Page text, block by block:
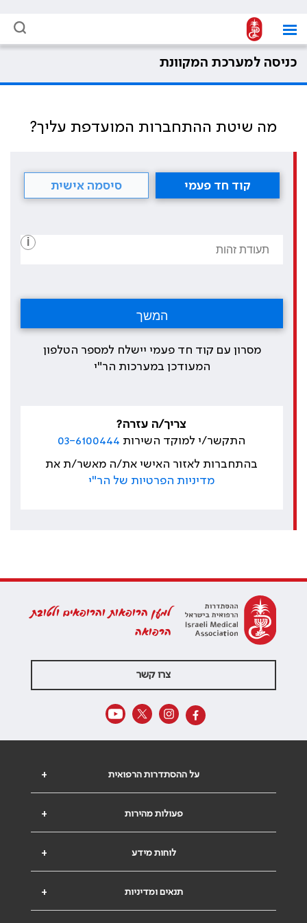
כניסה למערכת המקוונת
מה שיטת ההתחברות המועדפת עליך?
קוד חד פעמי סיסמה אישית
i
מסרון עם קוד חד פעמי יישלח למספר הטלפון
המעודכן במערכות הר"י
צריך/ה עזרה?
התקשר/י למוקד השירות 03-6100444
בהתחברות לאזור האישי את/ה מאשר/ת את
מדיניות הפרטיות של הר"י
למען הרופאות והרופאים ולטובת
הרפואה
צרו קשר
+ על ההסתדרות הרפואית
+ פעולות מהירות
+ לוחות מידע
+ תנאים ומדיניות